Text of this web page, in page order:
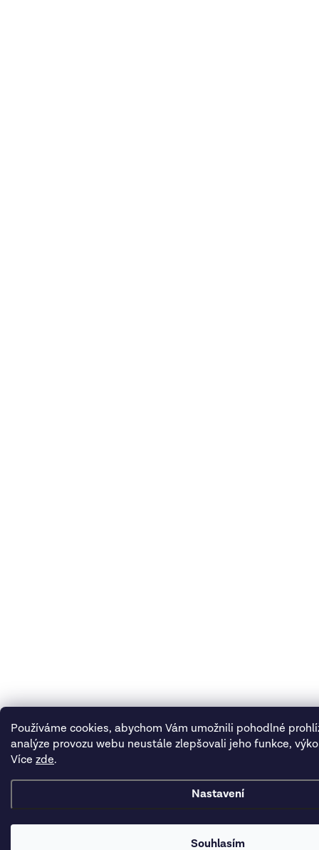
Používáme cookies, abychom Vám umožnili pohodlné
analýze provozu webu neustále zlepšovali jeho funkce,
Více zde.
Nastavení
Souhlasím